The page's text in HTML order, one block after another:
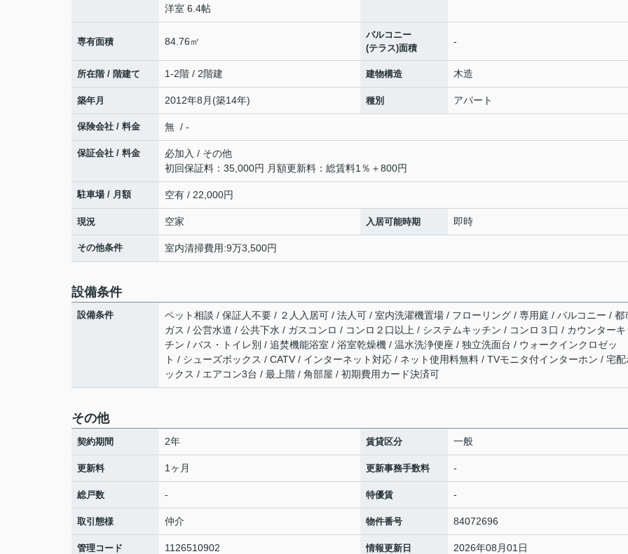
洋室 6.4帖
専有面積 84.76㎡
バルコニー
(テラス)面積
-
所在階 / 階建て 1-2階 / 2階建 建物構造 木造
築年月 2012年8月(築14年) 種別 アパート
保険会社 / 料金 無 / -
保証会社 / 料金
必加入 / その他
初回保証料：35,000円 月額更新料：総賃料1％＋800円
駐車場 / 月額 空有 / 22,000円
現況 空家 入居可能時期 即時
その他条件 室内清掃費用:9万3,500円
設備条件
設備条件
ペット相談 / 保証人不要 / ２人入居可 / 法人可 / 室内洗濯機置場 / フローリング / 専用庭 / バルコニー / 都
ガス / 公営水道 / 公共下水 / ガスコンロ / コンロ２口以上 / システムキッチン / コンロ３口 / カウンターキ
チン / バス・トイレ別 / 追焚機能浴室 / 浴室乾燥機 / 温水洗浄便座 / 独立洗面台 / ウォークインクロゼッ
ト / シューズボックス / CATV / インターネット対応 / ネット使用料無料 / TVモニタ付インターホン / 宅配
ックス / エアコン3台 / 最上階 / 角部屋 / 初期費用カード決済可
その他
契約期間 2年 賃貸区分 一般
更新料 1ヶ月 更新事務手数料 -
総戸数 - 特優賃 -
取引態様 仲介 物件番号 84072696
管理コード 1126510902 情報更新日 2026年08月01日